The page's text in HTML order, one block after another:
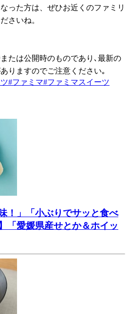
った方は、ぜひお近くのファミリ
さいね。
たは公開時のものであり､最新の
りますのでご注意ください｡
#ファミマ#ファミマスイーツ
！」「小ぶりでサッと食べ
「愛媛県産せとか＆ホイッ